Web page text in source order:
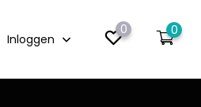
Inloggen
0 0